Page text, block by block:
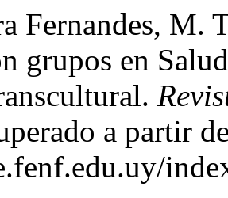
Fernandes, M.
grupos en
a partir